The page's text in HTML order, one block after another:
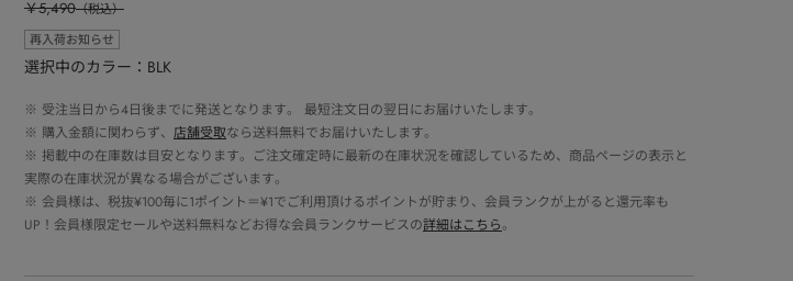
￥5,490（税込）
再入荷お知らせ
選択中のカラー：BLK
※ 受注当日から4日後までに発送となります。 最短注文日の翌日にお届けいたします。
※ 購入金額に関わらず、 店舗受取なら送料無料でお届けいたします。
※ 掲載中の在庫数は目安となります。ご注文確定時に最新の在庫状況を確認しているため、商品ページの表示と
実際の在庫状況が異なる場合がございます。
※ 会員様は、税抜¥100毎に1ポイント＝¥1でご利用頂けるポイントが貯まり、会員ランクが上がると還元率も
UP！会員様限定セールや送料無料などお得な会員ランクサービスの詳細はこちら。